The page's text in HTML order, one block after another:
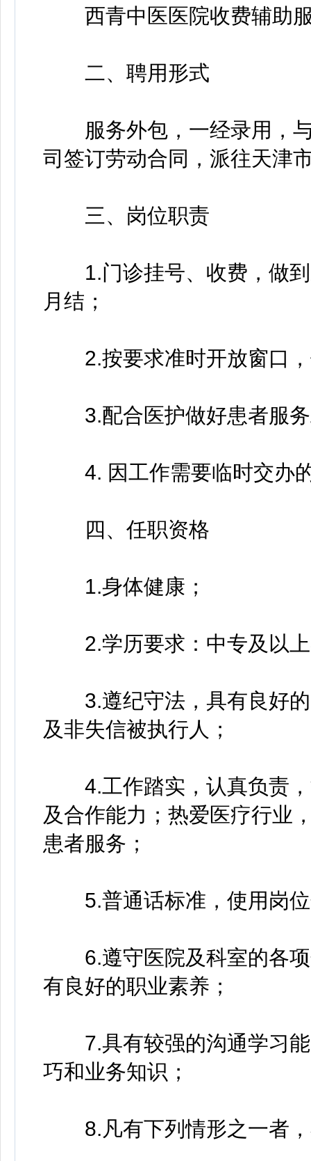
西青中医医院收费辅助
二、聘用形式
服务外包，一经录用，与
司签订劳动合同，派往天津
三、岗位职责
1.门诊挂号、收费，做到
月结；
2.按要求准时开放窗口，
3.配合医护做好患者服务
4. 因工作需要临时交办
四、任职资格
1.身体健康；
2.学历要求：中专及以上
3.遵纪守法，具有良好的
及非失信被执行人；
4.工作踏实，认真负责，
及合作能力；热爱医疗行业
患者服务；
5.普通话标准，使用岗位
6.遵守医院及科室的各项
有良好的职业素养；
7.具有较强的沟通学习能
巧和业务知识；
8.凡有下列情形之一者，